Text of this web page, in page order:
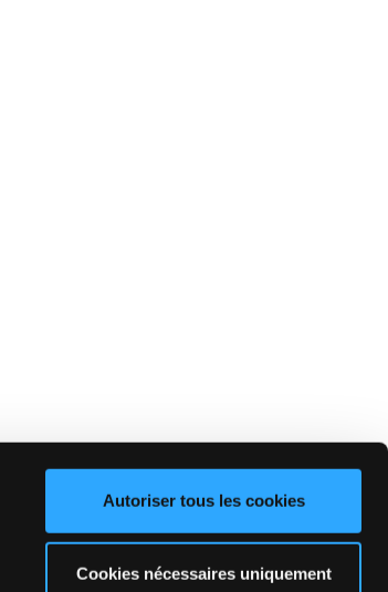
Autoriser tous les cookies
Cookies nécessaires uniquement